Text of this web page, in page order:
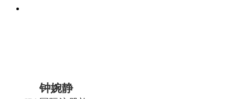
钟婉静